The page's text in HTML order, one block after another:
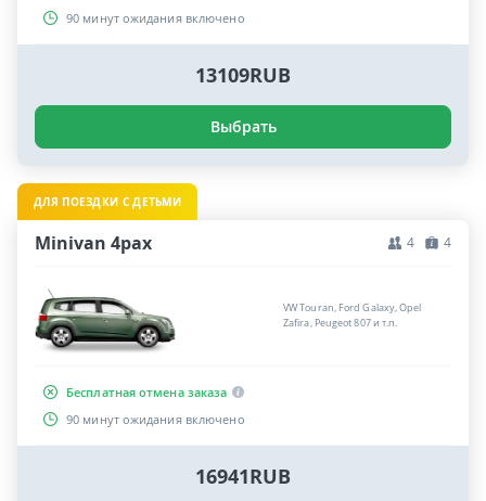
90 минут ожидания включено
13109RUB
Выбрать
ДЛЯ ПОЕЗДКИ С ДЕТЬМИ
Minivan 4pax 4 4
VW Touran, Ford Galaxy, Opel
Zafira, Peugeot 807 и т.п.
Бесплатная отмена заказа
90 минут ожидания включено
16941RUB